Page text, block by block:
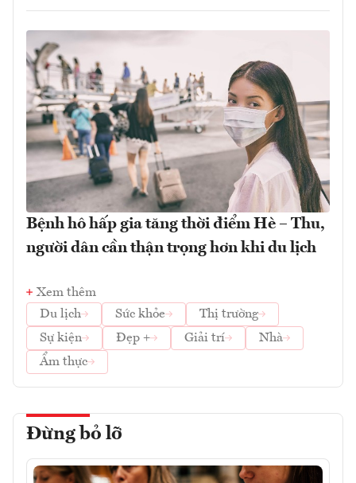
Bệnh hô hấp gia tăng thời điểm Hè – Thu,
người dân cần thận trọng hơn khi du lịch
Xem thêm
Du lịch
Sức khỏe
Thị trường
Sự kiện
Đẹp + Giải trí
Nhà
Ẩm thực
Đừng bỏ lỡ